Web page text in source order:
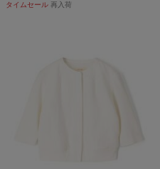
タイムセール再入荷